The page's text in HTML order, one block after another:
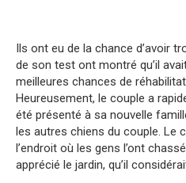
Ils ont eu de la chance d’avoir
de son test ont montré qu’il
meilleures chances de
Heureusement, le couple a
été présenté à sa nouvelle
les autres chiens du couple. Le
l’endroit où les gens l’ont
apprécié le jardin, qu’il